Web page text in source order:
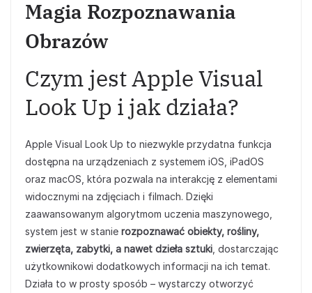
Magia Rozpoznawania
Obrazów
Czym jest Apple Visual
Look Up i jak działa?
Apple Visual Look Up to niezwykle przydatna funkcja
dostępna na urządzeniach z systemem iOS, iPadOS
oraz macOS, która pozwala na interakcję z elementami
widocznymi na zdjęciach i filmach. Dzięki
zaawansowanym algorytmom uczenia maszynowego,
system jest w stanie rozpoznawać obiekty, rośliny,
zwierzęta, zabytki, a nawet dzieła sztuki , dostarczając
użytkownikowi dodatkowych informacji na ich temat.
Działa to w prosty sposób – wystarczy otworzyć